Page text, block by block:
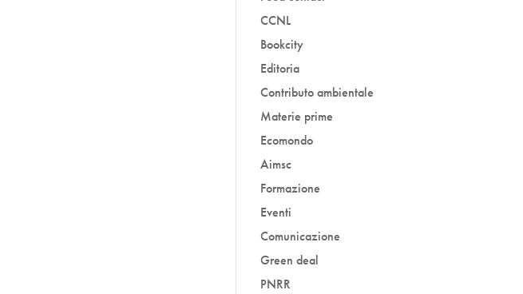
CCNL
Bookcity
Editoria
Contributo ambientale
Materie prime
Ecomondo
Aimsc
Formazione
Eventi
Comunicazione
Green deal
PNRR